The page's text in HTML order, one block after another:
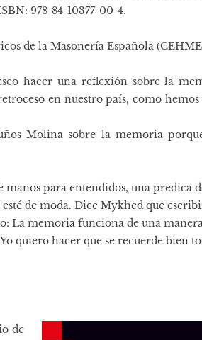
978-84-10377-00-4.
de la Masonería Española
hacer una reflexión sobre la
en nuestro país, como hemos
Molina sobre la memoria
manos para entendidos, una predica
de moda. Dice Mykhed que
La memoria funciona de una
quiero hacer que se recuerde bien
de